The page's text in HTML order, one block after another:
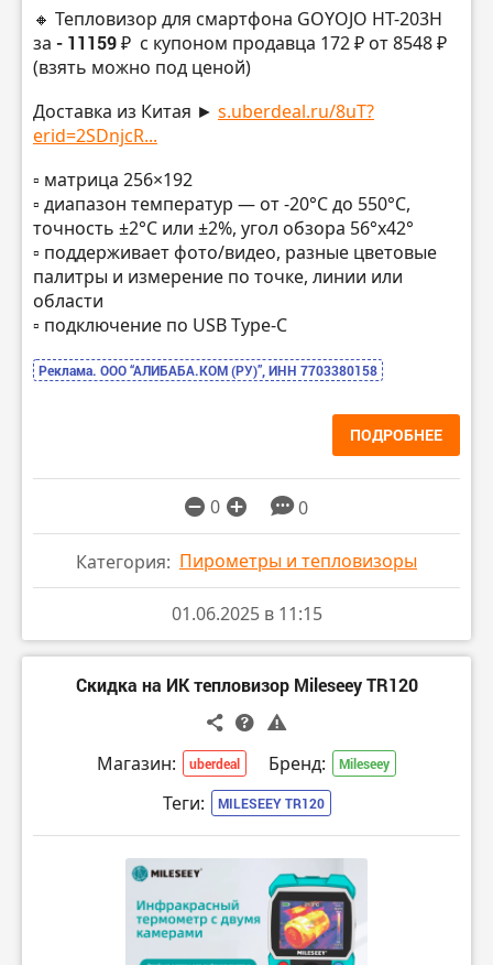
🔸 Тепловизор для смартфона GOYOJO HT-203H
за - 11159 ₽ с купоном продавца 172 ₽ от 8548 ₽
(взять можно под ценой)
Доставка из Китая ► s.uberdeal.ru/8uT?
erid=2SDnjcR...
▫️ матрица 256×192
▫️ диапазон температур — от -20°C до 550°C,
точность ±2°C или ±2%, угол обзора 56°x42°
▫️ поддерживает фото/видео, разные цветовые
палитры и измерение по точке, линии или
области
▫️ подключение по USB Type-C
Реклама. ООО “АЛИБАБА.КОМ (РУ)”, ИНН 7703380158
ПОДРОБНЕЕ
0 0
Категория: Пирометры и тепловизоры
01.06.2025 в 11:15
Скидка на ИК тепловизор Mileseey TR120
Магазин: uberdeal Бренд: Mileseey
Теги: MILESEEY TR120